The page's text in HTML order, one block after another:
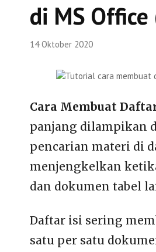
di MS Office
14 Oktober 2020
Cara Membuat
panjang dilampikan
pencarian materi di
menjengkelkan
dan dokumen tabel
Daftar isi sering
satu per satu